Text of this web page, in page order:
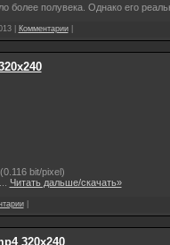
полувека. Однако его
| Комментарии|
bit/pixel)
Читать дальше/скачать»
|
320х240